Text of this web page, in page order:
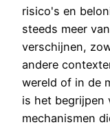
risico's en
steeds meer
verschijnen,
andere
wereld of in de
is het begrijpen
mechanismen